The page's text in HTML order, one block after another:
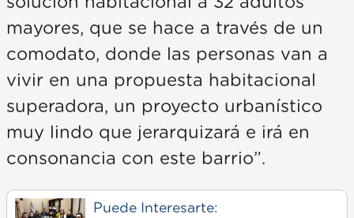
mayores, que se hace a través de un
comodato, donde las personas van a
vivir en una propuesta habitacional
superadora, un proyecto urbanístico
muy lindo que jerarquizará e irá en
consonancia con este barrio”.
Puede Interesarte: